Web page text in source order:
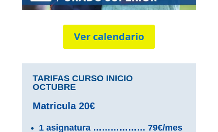
Ver calendario
TARIFAS CURSO INICIO
OCTUBRE
Matricula 20€
1 asignatura ……………… 79€/mes